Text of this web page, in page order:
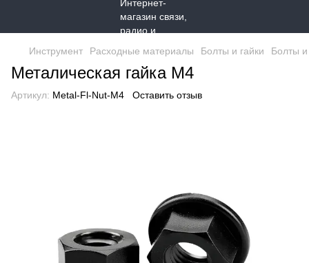
Инструмент Расходные материалы Болты и гайки Болты и
Металическая гайка M4
Артикул: Metal-Fl-Nut-M4 Оставить отзыв